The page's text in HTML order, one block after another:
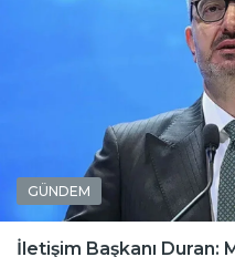
GÜNDEM
İletişim Başkanı Duran: